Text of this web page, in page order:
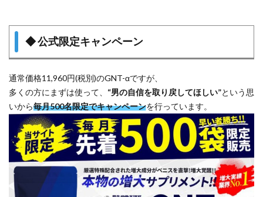
◆公式限定キャンペーン
通常価格11,960円(税別)のGNT-αですが、
多くの方にまずは使って、 “男の自信を取り戻してほしい”という思
いから毎月500名限定でキャンペーンを行っています。